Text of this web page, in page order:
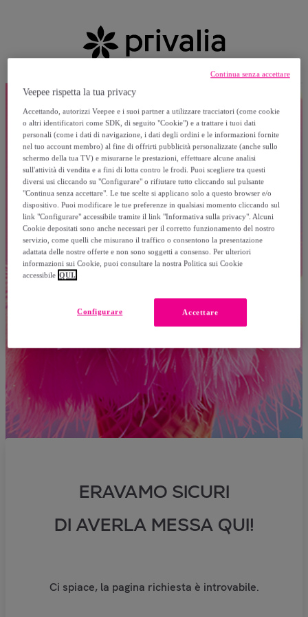
ERAVAMO SICURI
DI AVERLA MESSA QUI!
Ci spiace, la pagina richiesta è introvabile.
Veepee rispetta la tua privacy
Accettando, autorizzi Veepee e i suoi partner a utilizzare tracciatori (come cookie
o altri identificatori come SDK, di seguito "Cookie") e a trattare i tuoi dati
personali (come i dati di navigazione, i dati degli ordini e le informazioni fornite
nel tuo account membro) al fine di offrirti pubblicità personalizzate (anche sullo
schermo della tua TV) e misurarne le prestazioni, effettuare alcune analisi
sull'attività di vendita e a fini di lotta contro le frodi. Puoi scegliere tra questi
diversi usi cliccando su "Configurare" o rifiutare tutto cliccando sul pulsante
"Continua senza accettare". Le tue scelte si applicano solo a questo browser e/o
dispositivo. Puoi modificare le tue preferenze in qualsiasi momento cliccando sul
link "Configurare" accessibile tramite il link "Informativa sulla privacy". Alcuni
Cookie depositati sono anche necessari per il corretto funzionamento del nostro
servizio, come quelli che misurano il traffico o consentono la presentazione
adattata delle nostre offerte e non sono soggetti a consenso. Per ulteriori
informazioni sui Cookie, puoi consultare la nostra Politica sui Cookie
accessibile QUI.
Accettare
Configurare
Continua senza accettare